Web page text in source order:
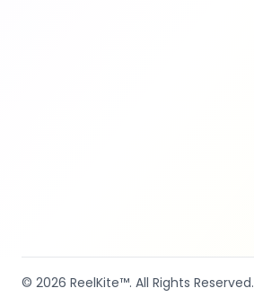
© 2026 ReelKite™. All Rights Reserved.